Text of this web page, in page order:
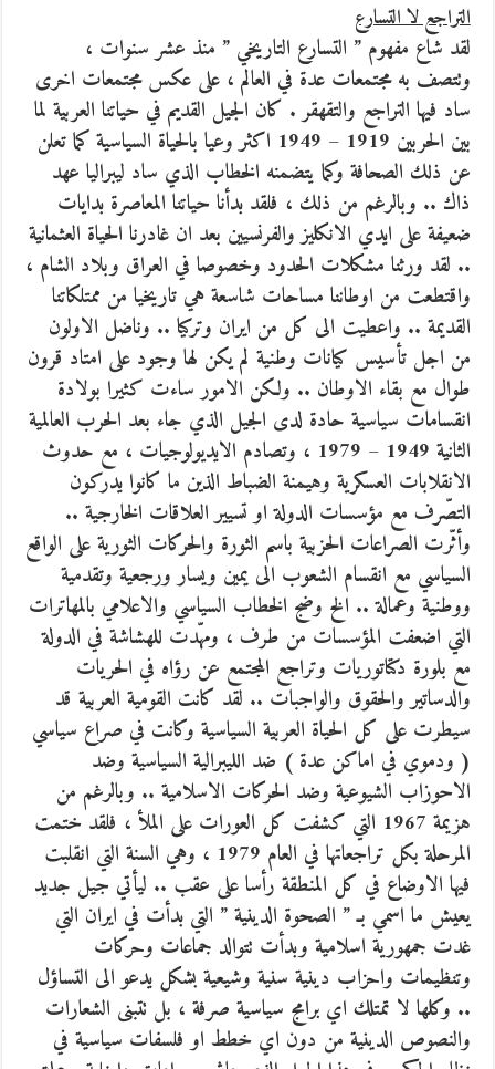
التراجع لا التسارع
لقد شاع مفهوم ” التسارع التاريخي ” منذ عشر سنوات ،
وتتصف به مجتمعات عدة في العالم ، على عكس مجتمعات اخرى
ساد فيها التراجع والتقهقر . كان الجيل القديم في حياتنا العربية لما
بين الحربين 1919 – 1949 اكثر وعيا بالحياة السياسية كما تعلن
عن ذلك الصحافة وكما يتضمنه الخطاب الذي ساد ليبراليا عهد
ذاك .. وبالرغم من ذلك ، فلقد بدأنا حياتنا المعاصرة بدايات
ضعيفة على ايدي الانكليز والفرنسيين بعد ان غادرنا الحياة العثمانية
.. لقد ورثنا مشكلات الحدود وخصوصا في العراق وبلاد الشام ،
واقتطعت من اوطاننا مساحات شاسعة هي تاريخيا من ممتلكاتنا
القديمة .. واعطيت الى كل من ايران وتركيا .. وناضل الاولون
من اجل تأسيس كيانات وطنية لم يكن لها وجود على امتاد قرون
طوال مع بقاء الاوطان .. ولكن الامور ساءت كثيرا بولادة
انقسامات سياسية حادة لدى الجيل الذي جاء بعد الحرب العالمية
الثانية 1949 – 1979 ، وتصادم الايديولوجيات ، مع حدوث
الانقلابات العسكرية وهيمنة الضباط الذين ما كانوا يدركون
التصّرف مع مؤسسات الدولة او تسيير العلاقات الخارجية ..
وأثّرت الصراعات الحزبية باسم الثورة والحركات الثورية على الواقع
السياسي مع انقسام الشعوب الى يمين ويسار ورجعية وتقدمية
ووطنية وعمالة .. الخ وضج الخطاب السياسي والاعلامي بالمهاترات
التي اضعفت المؤسسات من طرف ، ومهّدت للهشاشة في الدولة
مع بلورة دكتاتوريات وتراجع المجتمع عن رؤاه في الحريات
والدساتير والحقوق والواجبات .. لقد كانت القومية العربية قد
سيطرت على كل الحياة العربية السياسية وكانت في صراع سياسي
( ودموي في اماكن عدة ) ضد الليبرالية السياسية وضد
الاحوزاب الشيوعية وضد الحركات الاسلامية .. وبالرغم من
هزيمة 1967 التي كشفت كل العورات على الملأ ، فلقد ختمت
المرحلة بكل تراجعاتها في العام 1979 ، وهي السنة التي انقلبت
فيها الاوضاع في كل المنطقة رأسا على عقب .. ليأتي جيل جديد
يعيش ما اسمي بـ ” الصحوة الدينية ” التي بدأت في ايران التي
غدت جمهورية اسلامية وبدأت تتوالد جماعات وحركات
وتنظيمات واحزاب دينية سنية وشيعية بشكل يدعو الى التساؤل
.. وكلها لا تمتلك اي برامج سياسية صرفة ، بل تتبنى الشعارات
والنصوص الدينية من دون اي خطط او فلسفات سياسية في